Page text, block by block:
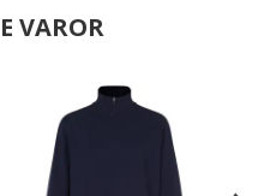
VAROR